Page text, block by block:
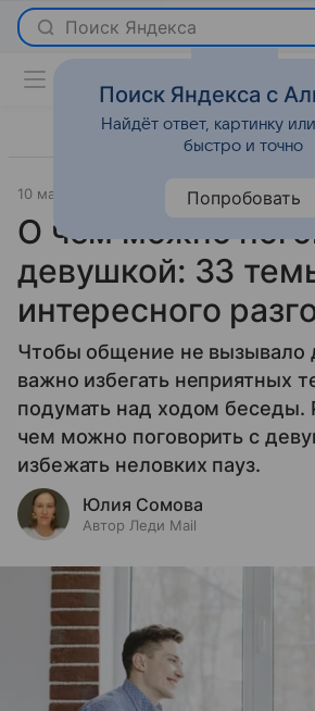
Поиск Яндекса
10 марта 2025 Отношения
О чем можно
девушкой: 33
интересного
Чтобы общение не вызывало
важно избегать неприятных
подумать над ходом беседы.
чем можно поговорить с
избежать неловких пауз.
Юлия Сомова
Автор Леди Mail
Поиск Яндекса с
Найдёт ответ, картинку
быстро и точно
Попробовать